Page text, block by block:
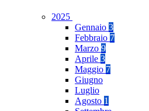
2025
Gennaio 3
Febbraio 7
Marzo 9
Aprile 3
Maggio 7
Giugno
Luglio
Agosto 1